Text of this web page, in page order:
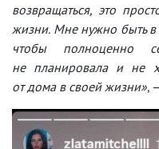
возвращаться, это
жизни. Мне нужно быть
чтобы полноценно
не планировала и не
от дома в своей жизни»,